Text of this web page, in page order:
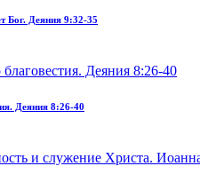
Бог. Деяния 9:32-35
Деяния 8:26-40